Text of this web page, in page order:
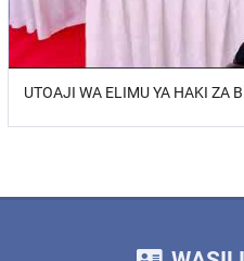
UTOAJI WA ELIMU YA HAKI ZA